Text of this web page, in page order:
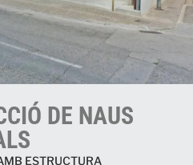
DE NAUS
ESTRUCTURA